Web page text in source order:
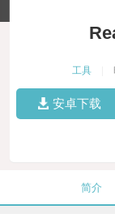
工具
安卓下载
简介